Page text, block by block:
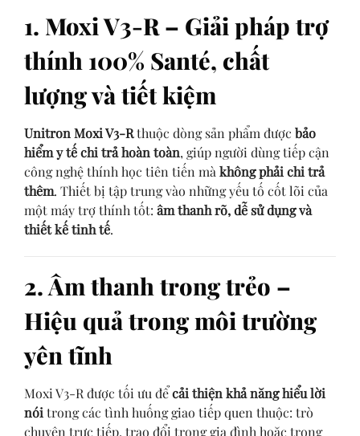
1. Moxi V3-R – Giải pháp trợ
thính 100% Santé, chất
lượng và tiết kiệm
Unitron Moxi V3-Rthuộc dòng sản phẩm được bảo
hiểm y tế chi trả hoàn toàn, giúp người dùng tiếp cận
công nghệ thính học tiên tiến mà không phải chi trả
thêm. Thiết bị tập trung vào những yếu tố cốt lõi của
một máy trợ thính tốt: âm thanh rõ, dễ sử dụng và
thiết kế tinh tế.
2. Âm thanh trong trẻo –
Hiệu quả trong môi trường
yên tĩnh
Moxi V3-R được tối ưu đểcải thiện khả năng hiểu lời
nóitrong các tình huống giao tiếp quen thuộc: trò
chuyện trực tiếp, trao đổi trong gia đình hoặc trong